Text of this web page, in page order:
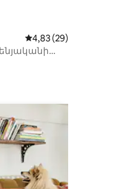
Միջին
4,83 (29)